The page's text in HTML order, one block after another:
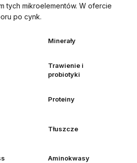
tych mikroelementów. W ofercie
po cynk.
Minerały
Trawienie i
probiotyki
Proteiny
Tłuszcze
Aminokwasy